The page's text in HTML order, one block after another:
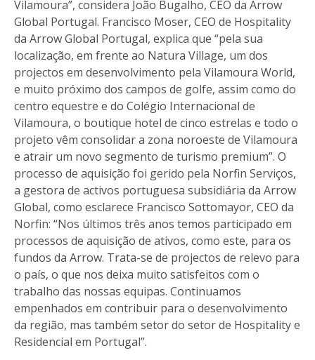
Vilamoura”, considera João Bugalho, CEO da Arrow
Global Portugal. Francisco Moser, CEO de Hospitality
da Arrow Global Portugal, explica que “pela sua
localização, em frente ao Natura Village, um dos
projectos em desenvolvimento pela Vilamoura World,
e muito próximo dos campos de golfe, assim como do
centro equestre e do Colégio Internacional de
Vilamoura, o boutique hotel de cinco estrelas e todo o
projeto vêm consolidar a zona noroeste de Vilamoura
e atrair um novo segmento de turismo premium”. O
processo de aquisição foi gerido pela Norfin Serviços,
a gestora de activos portuguesa subsidiária da Arrow
Global, como esclarece Francisco Sottomayor, CEO da
Norfin: “Nos últimos três anos temos participado em
processos de aquisição de ativos, como este, para os
fundos da Arrow. Trata-se de projectos de relevo para
o país, o que nos deixa muito satisfeitos com o
trabalho das nossas equipas. Continuamos
empenhados em contribuir para o desenvolvimento
da região, mas também setor do setor de Hospitality e
Residencial em Portugal”.